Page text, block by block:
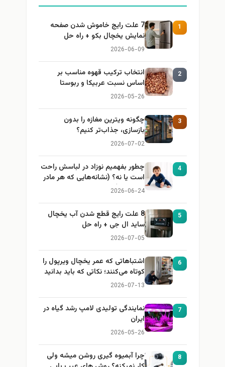
1
7 علت رایج خاموش شدن صفحه
نمایش یخچال بکو + راه حل
2026-06-09
2
انتخاب ترکیب قهوه مناسب بر
اساس نسبت عربیکا و ربوستا
2026-05-26
3
چگونه ویترین مغازه را بدون
بازسازی، جذاب‌تر کنیم؟
2026-07-02
4
چطور بفهمیم نوزاد در لباسش راحت
است یا نه؟ (نشانه‌هایی که هر مادر
باید بداند)
2026-06-24
5
8 علت رایج قطع شدن آب یخچال
ساید ال جی + راه حل
2026-07-05
6
اشتباهاتی که عمر یخچال ویرپول را
کوتاه می‌کنند؛ نکاتی که باید بدانید
2026-07-13
7
نمایندگی تولیدی لامپ رشد گیاه در
ایران
2026-05-26
8
چرا آبمیوه گیری روشن میشه ولی